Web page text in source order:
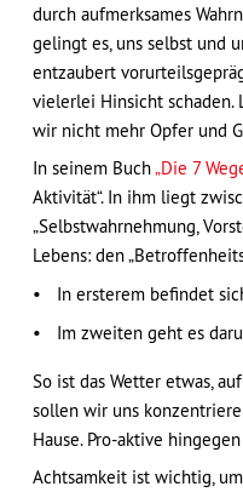
durch aufmerksames
gelingt es, uns selbst und
entzaubert
vielerlei Hinsicht schaden.
wir nicht mehr Opfer und
In seinem Buch„Die 7
Aktivität“. In ihm liegt
„Selbstwahrnehmung,
Lebens: den
In ersterem befindet
Im zweiten geht es
So ist das Wetter etwas,
sollen wir uns
Hause. Pro-aktive
Achtsamkeit ist wichtig,